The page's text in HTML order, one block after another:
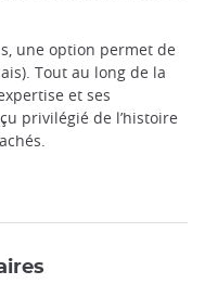
une option permet de
Tout au long de la
et ses
privilégié de l’histoire